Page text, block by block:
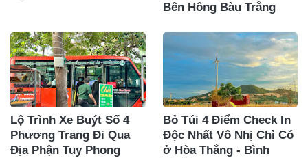
Bên Hông Bàu Trắng
Lộ Trình Xe Buýt Số 4
Phương Trang Đi Qua
Địa Phận Tuy Phong
Bỏ Túi 4 Điểm Check In
Độc Nhất Vô Nhị Chỉ Có
ở Hòa Thắng - Bình